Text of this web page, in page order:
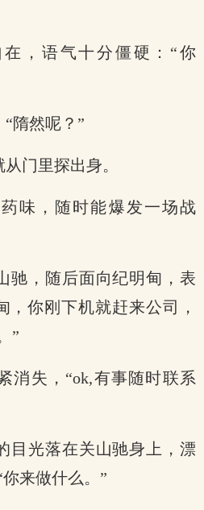
，语气十分僵硬：“你
隋然呢？”
门里探出身。
味，随时能爆发一场战
驰，随后面向纪明甸，表
，你刚下机就赶来公司，
”
消失，“ok,有事随时联系
目光落在关山驰身上，漂
来做什么。”